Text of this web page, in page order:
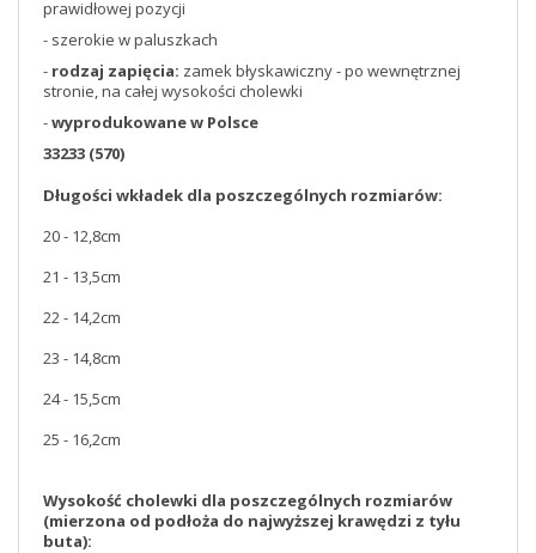
prawidłowej pozycji
- szerokie w paluszkach
- rodzaj zapięcia: zamek błyskawiczny - po wewnętrznej
stronie, na całej wysokości cholewki
-wyprodukowane w Polsce
33233 (570)
Długości wkładek dla poszczególnych rozmiarów:
20 - 12,8cm
21 - 13,5cm
22 - 14,2cm
23 - 14,8cm
24 - 15,5cm
25 - 16,2cm
Wysokość cholewki dla poszczególnych rozmiarów
(mierzona od podłoża do najwyższej krawędzi z tyłu
buta):